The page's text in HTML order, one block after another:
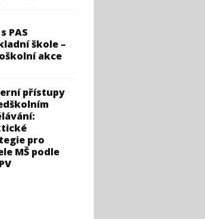
PAS
škole –
akce
přístupy
pro
MŠ podle